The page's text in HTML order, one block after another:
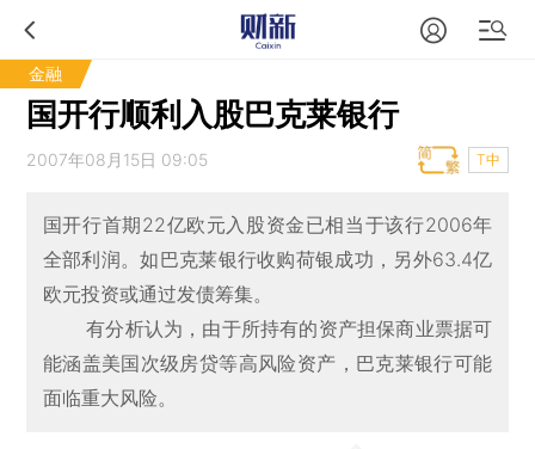
金融
国开行顺利入股巴克莱银行
2007年08月15日 09:05 T中
国开行首期22亿欧元入股资金已相当于该行2006年
全部利润。如巴克莱银行收购荷银成功，另外63.4亿
欧元投资或通过发债筹集。
有分析认为，由于所持有的资产担保商业票据可
能涵盖美国次级房贷等高风险资产，巴克莱银行可能
面临重大风险。